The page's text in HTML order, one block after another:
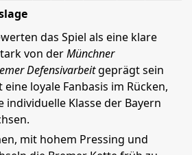
das Spiel als eine klare
von derMünchner
Defensivarbeitgeprägt sein
loyale Fanbasis im Rücken,
individuelle Klasse der Bayern
mit hohem Pressing und